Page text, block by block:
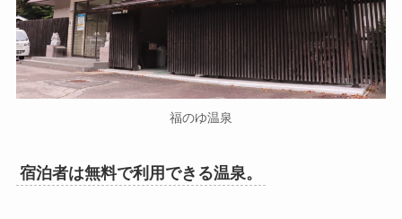
福のゆ温泉
宿泊者は無料で利用できる温泉。